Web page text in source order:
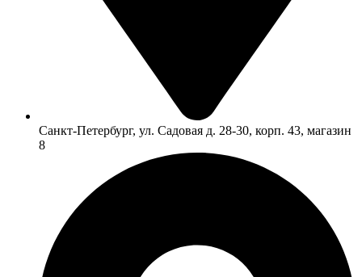
Санкт-Петербург, ул. Садовая д. 28-30, корп. 43, магазин
8